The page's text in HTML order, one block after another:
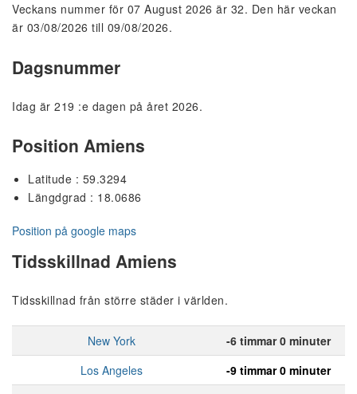
Veckans nummer för 07 August 2026 är 32. Den här veckan
är 03/08/2026 till 09/08/2026.
Dagsnummer
Idag är 219 :e dagen på året 2026.
Position Amiens
Latitude : 59.3294
Längdgrad : 18.0686
Position på google maps
Tidsskillnad Amiens
Tidsskillnad från större städer i världen.
New York
-6 timmar 0 minuter
Los Angeles
-9 timmar 0 minuter